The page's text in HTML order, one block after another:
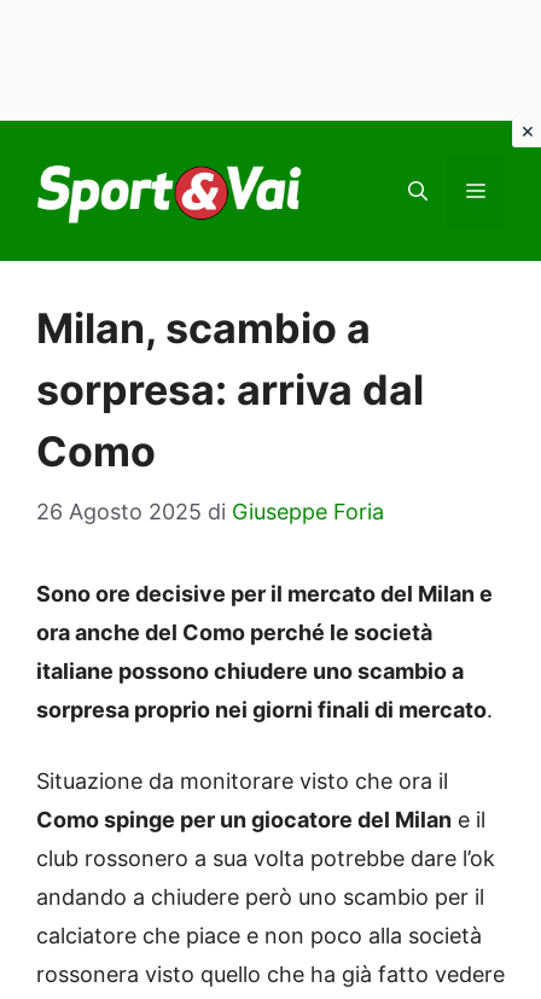
contenuto
Milan, scambio a
sorpresa: arriva dal
Como
26 Agosto 2025 di Giuseppe Foria
Sono ore decisive per il mercato del Milan e
ora anche del Como perché le società
italiane possono chiudere uno scambio a
sorpresa proprio nei giorni finali di mercato.
Situazione da monitorare visto che ora il
Como spinge per un giocatore del Milan e il
club rossonero a sua volta potrebbe dare l’ok
andando a chiudere però uno scambio per il
calciatore che piace e non poco alla società
rossonera visto quello che ha già fatto vedere